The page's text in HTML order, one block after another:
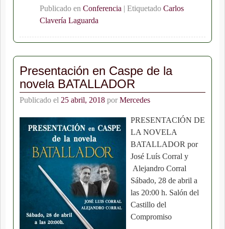
Publicado en Conferencia | Etiquetado Carlos
Clavería Laguarda
Presentación en Caspe de la
novela BATALLADOR
Publicado el 25 abril, 2018 por Mercedes
PRESENTACIÓN DE
LA NOVELA
BATALLADOR por
José Luís Corral y
Alejandro Corral
Sábado, 28 de abril a
las 20:00 h. Salón del
Castillo del
Compromiso